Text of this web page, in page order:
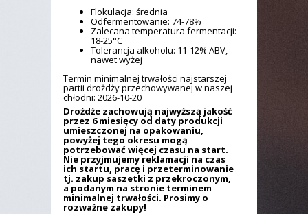
Flokulacja: średnia
Odfermentowanie: 74-78%
Zalecana temperatura fermentacji:
18-25°C
Tolerancja alkoholu: 11-12% ABV,
nawet wyżej
Termin minimalnej trwałości najstarszej
partii drożdży przechowywanej w naszej
chłodni: 2026-10-20
Drożdże zachowują najwyższą jakość
przez 6 miesięcy od daty produkcji
umieszczonej na opakowaniu,
powyżej tego okresu mogą
potrzebować więcej czasu na start.
Nie przyjmujemy reklamacji na czas
ich startu, pracę i przeterminowanie
tj. zakup saszetki z przekroczonym,
a podanym na stronie terminem
minimalnej trwałości. Prosimy o
rozważne zakupy!